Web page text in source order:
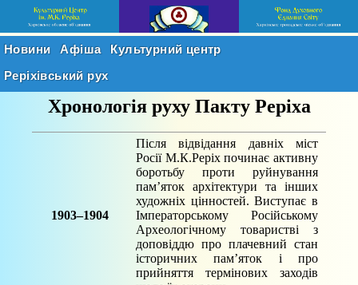
Новини Афіша
Культурний центр
Реріхівський рух
Хронологія руху Пакту Реріха
1903–1904
Після відвідання давніх міст
Росії М.К.Реріх починає активну
боротьбу проти руйнування
пам’яток архітектури та інших
художніх цінностей. Виступає в
Імператорському Російському
Археологічному товаристві з
доповіддю про плачевний стан
історичних пам’яток і про
прийняття термінових заходів